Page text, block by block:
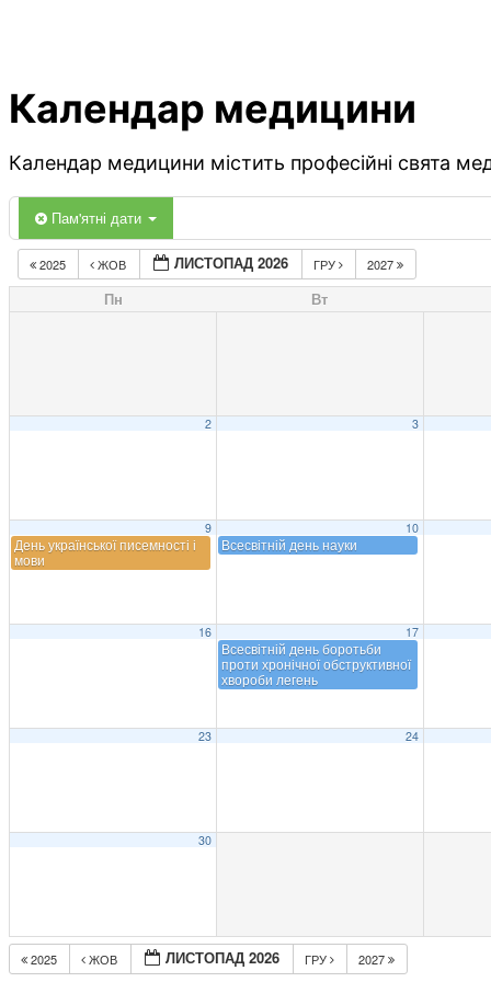
Календар медицини
Календар медицини містить професійні свята
Пам'ятні дати
2025 ЖОВ ЛИСТОПАД 2026 ГРУ 2027
Пн Вт
2 3
9
День української писемності і
мови
10
Всесвітній день науки
16 17
Всесвітній день боротьби
проти хронічної обструктивної
хвороби легень
23 24
30
2025 ЖОВ ЛИСТОПАД 2026 ГРУ 2027